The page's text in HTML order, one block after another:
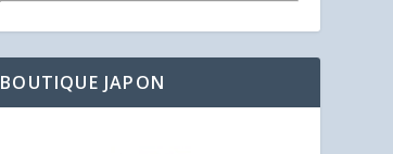
BOUTIQUE JAPON